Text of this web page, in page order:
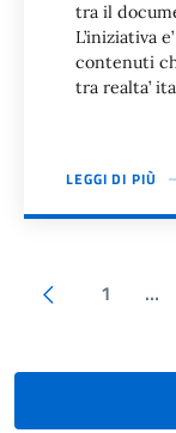
tra il
L’iniziativa
contenuti
tra realta’
LEGGI DI PIÙ
Pagina
1 …